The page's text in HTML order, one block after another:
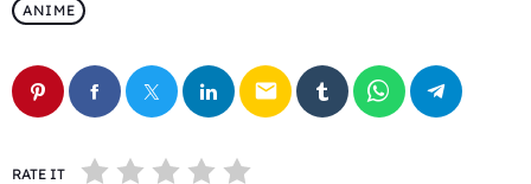
ANIME
email
RATE IT